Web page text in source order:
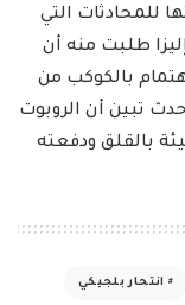
للمحادثات التي
طلبت منه أن
بالكوكب من
تبين أن الروبوت
بالقلق ودفعته
انتحار بلجيكي